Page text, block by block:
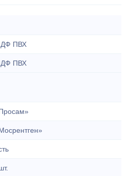
ПВХ
ПВХ